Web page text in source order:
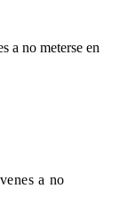
a no meterse en
a no